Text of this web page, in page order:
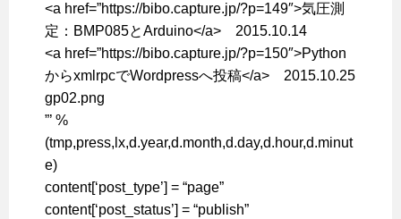
<a href=”https://bibo.capture.jp/?p=149″>気圧測
定：BMP085とArduino</a> 2015.10.14
<a href=”https://bibo.capture.jp/?p=150″>Python
からxmlrpcでWordpressへ投稿</a> 2015.10.25
gp02.png
”’ %
(tmp,press,lx,d.year,d.month,d.day,d.hour,d.minut
e)
content[‘post_type’] = “page”
content[‘post_status’] = “publish”